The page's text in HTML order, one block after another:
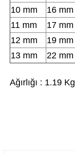
10 mm
16 mm
11 mm
17 mm
12 mm
19 mm
13 mm
22 mm
Ağırlığı : 1.19 Kg